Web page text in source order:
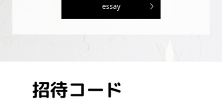
essay